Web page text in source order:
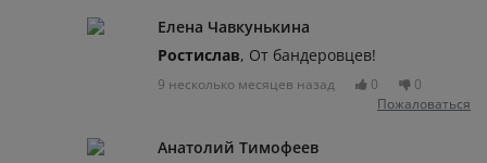
Елена Чавкунькина
Ростислав, От бандеровцев!
9 несколько месяцев назад 0
0
Пожаловаться
Анатолий Тимофеев